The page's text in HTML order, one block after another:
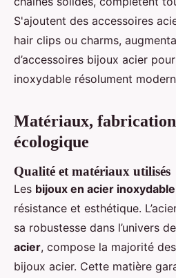
S'ajoutent des accessoires
hair clips ou charms,
d’accessoires bijoux acier
inoxydable résolument
Matériaux, fabrication
écologique
Qualité et matériaux utilisés
Les bijoux en acier
résistance et esthétique.
sa robustesse dans l’univers
acier, compose la majorité
bijoux acier. Cette matière